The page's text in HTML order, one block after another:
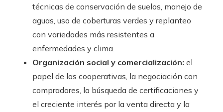
técnicas de conservación de suelos, manejo de
aguas, uso de coberturas verdes y replanteo
con variedades más resistentes a
enfermedades y clima.
Organización social y comercialización: el
papel de las cooperativas, la negociación con
compradores, la búsqueda de certificaciones y
el creciente interés por la venta directa y la